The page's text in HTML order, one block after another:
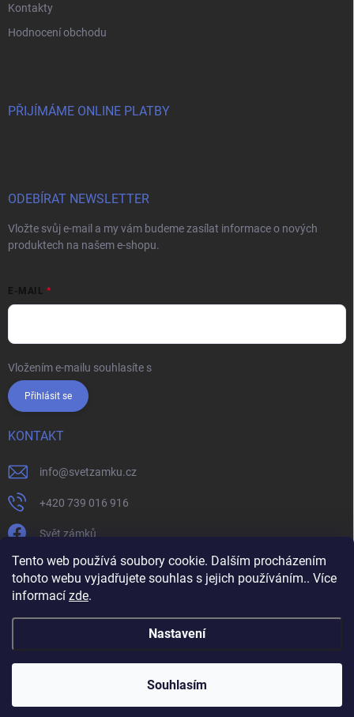
Tento web používá soubory cookie. Dalším procházením
tohoto webu vyjadřujete souhlas s jejich používáním.. Více
informací zde.
Nastavení
Souhlasím
Kontakty
Hodnocení obchodu
PŘIJÍMÁME ONLINE PLATBY
ODEBÍRAT NEWSLETTER
Vložte svůj e-mail a my vám budeme zasílat informace o nových
produktech na našem e-shopu.
E-MAIL
Vložením e-mailu souhlasíte s
Přihlásit se
KONTAKT
info@svetzamku.cz
+420 739 016 916
Svět zámků
svetzamku.cz
Jak nakupovat
Podmínky ochrany osobních údajů
Svět zámků. Všechna práva vyhrazena.